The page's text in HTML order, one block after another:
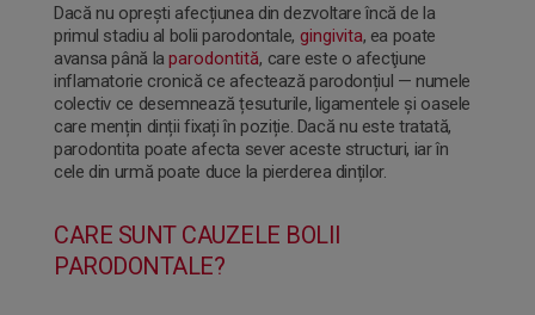
Dacă nu oprești afecțiunea din dezvoltare încă de la
primul stadiu al bolii parodontale, gingivita, ea poate
avansa până laparodontită, care este o afecţiune
inflamatorie cronică ce afectează parodonțiul — numele
colectiv ce desemnează țesuturile, ligamentele și oasele
care mențin dinții fixați în poziție. Dacă nu este tratată,
parodontita poate afecta sever aceste structuri, iar în
cele din urmă poate duce la pierderea dinților.
CARE SUNT CAUZELE BOLII
PARODONTALE?